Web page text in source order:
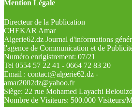
Mention Légale
Directeur de la Publication
CHEKAR Amar
Algerie62.dz Journal d'informations
l'agence de Communication et de
Numéro enrigistrement: 07/21
Tel 0554 57 22 41 - 0664 72 83 20
Email : contact@algerie62.dz -
amar2002dz@yahoo.fr
Siège: 22 rue Mohamed Layachi
Nombre de Visiteurs: 500.000 Visiteurs/